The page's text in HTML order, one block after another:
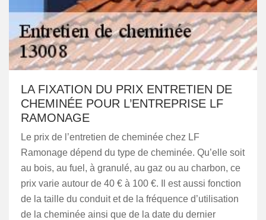
LA FIXATION DU PRIX ENTRETIEN DE
CHEMINÉE POUR L’ENTREPRISE LF
RAMONAGE
Le prix de l’entretien de cheminée chez LF
Ramonage dépend du type de cheminée. Qu’elle soit
au bois, au fuel, à granulé, au gaz ou au charbon, ce
prix varie autour de 40 € à 100 €. Il est aussi fonction
de la taille du conduit et de la fréquence d’utilisation
de la cheminée ainsi que de la date du dernier